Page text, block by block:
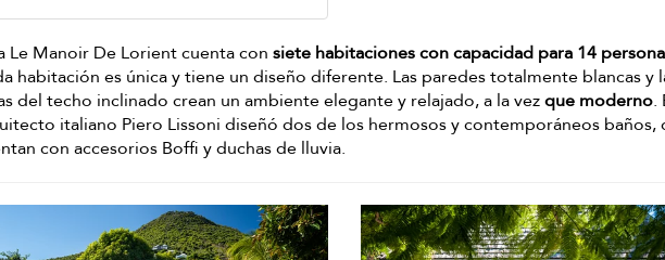
Le Manoir De Lorient cuenta consiete habitaciones con capacidad para 14
habitación es única y tiene un diseño diferente. Las paredes totalmente blancas y
del techo inclinado crean un ambiente elegante y relajado, a la vezque moderno.
italiano Piero Lissoni diseñó dos de los hermosos y contemporáneos baños,
con accesorios Boffi y duchas de lluvia.